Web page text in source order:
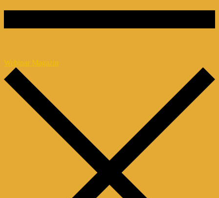
Webinar Magazin